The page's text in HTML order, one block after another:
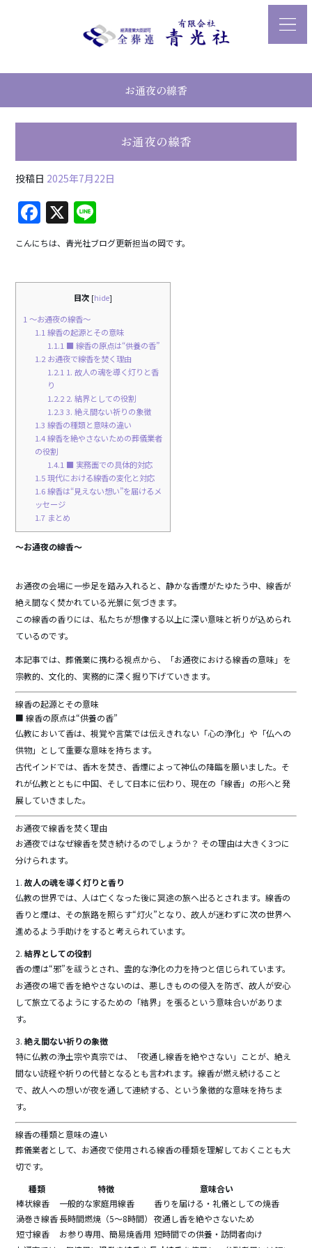
お通夜の線香
お通夜の線香
投稿日 2025年7月22日
F
a
c
e
o
o
k
X
n
e
こんにちは、青光社ブログ更新担当の岡です。
目次 [hide]
1～お通夜の線香～
1.1線香の起源とその意味
1.1.1■ 線香の原点は“供養の香”
1.2お通夜で線香を焚く理由
1.2.11. 故人の魂を導く灯りと香
り
1.2.22. 結界としての役割
1.2.3 3. 絶え間ない祈りの象徴
1.3 線香の種類と意味の違い
1.4線香を絶やさないための葬儀業者
の役割
1.4.1■ 実務面での具体的対応
1.5現代における線香の変化と対応
1.6線香は“見えない想い”を届けるメ
ッセージ
1.7 まとめ
～お通夜の線香～
お通夜の会場に一歩足を踏み入れると、静かな香煙がたゆたう中、線香が
絶え間なく焚かれている光景に気づきます。
この線香の香りには、私たちが想像する以上に深い意味と祈りが込められ
ているのです。
本記事では、葬儀業に携わる視点から、「お通夜における線香の意味」を
宗教的、文化的、実務的に深く掘り下げていきます。
線香の起源とその意味
■ 線香の原点は“供養の香”
仏教において香は、視覚や言葉では伝えきれない「心の浄化」や「仏への
供物」として重要な意味を持ちます。
古代インドでは、香木を焚き、香煙によって神仏の降臨を願いました。そ
れが仏教とともに中国、そして日本に伝わり、現在の「線香」の形へと発
展していきました。
お通夜で線香を焚く理由
お通夜ではなぜ線香を焚き続けるのでしょうか？ その理由は大きく3つに
分けられます。
1.故人の魂を導く灯りと香り
仏教の世界では、人は亡くなった後に冥途の旅へ出るとされます。線香の
香りと煙は、その旅路を照らす“灯火”となり、故人が迷わずに次の世界へ
進めるよう手助けをすると考えられています。
2.結界としての役割
香の煙は“邪”を祓うとされ、霊的な浄化の力を持つと信じられています。
お通夜の場で香を絶やさないのは、悪しきものの侵入を防ぎ、故人が安心
して旅立てるようにするための「結界」を張るという意味合いがありま
す。
3.絶え間ない祈りの象徴
特に仏教の浄土宗や真宗では、「夜通し線香を絶やさない」ことが、絶え
間ない読経や祈りの代替となるとも言われます。線香が燃え続けること
で、故人への想いが夜を通して連続する、という象徴的な意味を持ちま
す。
線香の種類と意味の違い
葬儀業者として、お通夜で使用される線香の種類を理解しておくことも大
切です。
種類
特徴
意味合い
棒状線香
一般的な家庭用線香
香りを届ける・礼儀としての焼香
渦巻き線香長時間燃焼（5〜8時間）
夜通し香を絶やさないため
短寸線香
お参り専用、簡易焼香用 短時間での供養・訪問者向け